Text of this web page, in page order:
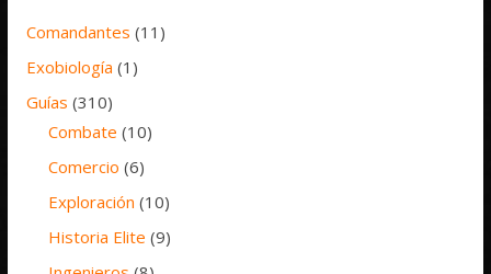
Comandantes (11)
Exobiología (1)
Guías (310)
Combate (10)
Comercio (6)
Exploración (10)
Historia Elite (9)